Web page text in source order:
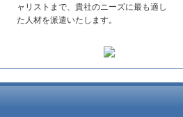
ャリストまで、貴社のニーズに最も適し
た人材を派遣いたします。